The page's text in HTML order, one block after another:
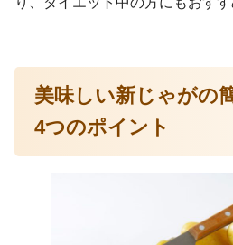
美味しい新じゃがの
4つのポイント